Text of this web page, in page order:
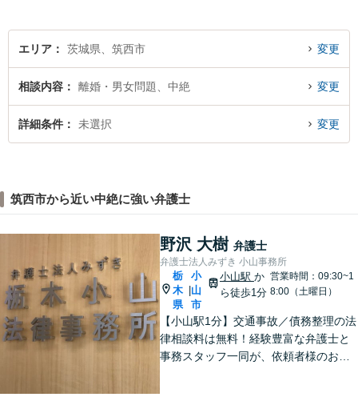
エリア 茨城県、筑西市 変更
相談内容 離婚・男女問題、中絶 変更
詳細条件 未選択 変更
筑西市から近い中絶に強い弁護士
野沢 大樹 弁護士
弁護士法人みずき 小山事務所
栃
木
県
小
山
市
小山駅 か
ら徒歩1分
営業時間：09:30~1
8:00（土曜日）
【小山駅1分】交通事故／債務整理の法
律相談料は無料！経験豊富な弁護士と
事務スタッフ一同が、依頼者様のお悩